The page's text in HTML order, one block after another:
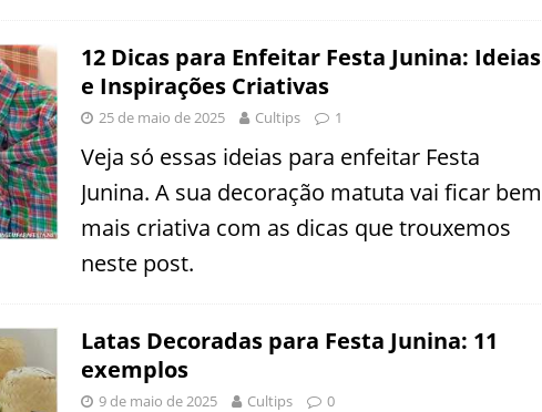
12 Dicas para Enfeitar Festa Junina: Ideias
e Inspirações Criativas
25 de maio de 2025 Cultips 1
Veja só essas ideias para enfeitar Festa
Junina. A sua decoração matuta vai ficar bem
mais criativa com as dicas que trouxemos
neste post.
Latas Decoradas para Festa Junina: 11
exemplos
9 de maio de 2025 Cultips 0